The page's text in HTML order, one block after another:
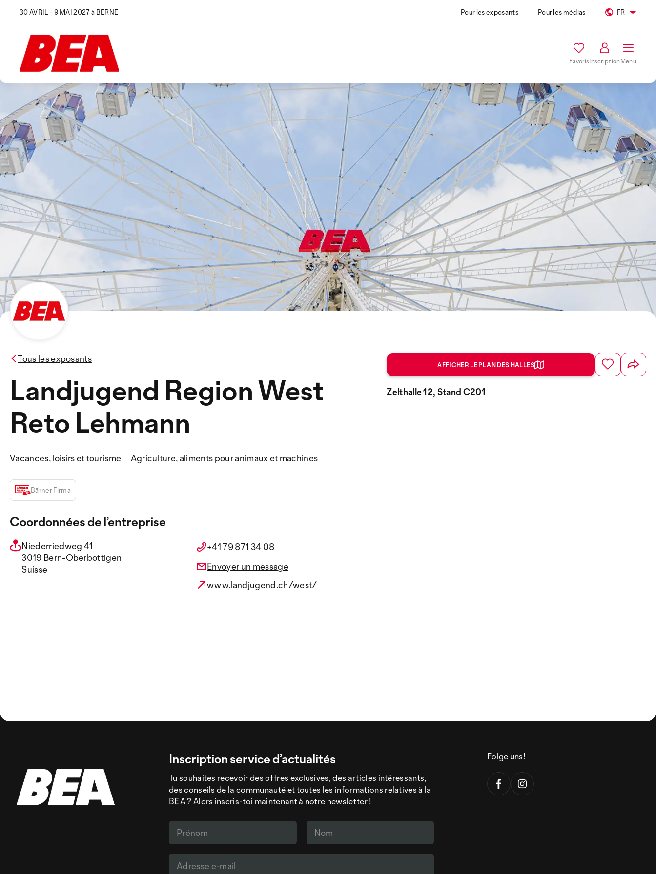
30 AVRIL - 9 MAI 2027 à BERNE Pour les exposants Pour les médias FR
FavorisInscriptionMenu
Tous les exposants
Landjugend Region West
Reto Lehmann
Vacances, loisirs et tourisme Agriculture, aliments pour animaux et machines
Bärner Firma
AFFICHER LE PLAN DES HALLES
Zelthalle 12, Stand C201
Coordonnées de l’entreprise
Niederriedweg 41
3019 Bern-Oberbottigen
Suisse
+41 79 871 34 08
Envoyer un message
www.landjugend.ch/west/
Inscription service d’actualités
Tu souhaites recevoir des offres exclusives, des articles intéressants,
des conseils de la communauté et toutes les informations relatives à la
BEA ? Alors inscris-toi maintenant à notre newsletter !
Folge uns!